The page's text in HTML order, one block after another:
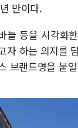
만이다.
늘 등을 시각화
하는 의지를
브랜드명을 붙